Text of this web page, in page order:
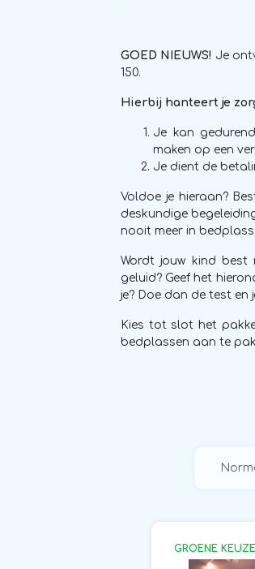
GOED NIEUWS! Je
150.
Hierbij hanteert je
Je kan
maken op een
Je dient de
Voldoe je hieraan?
deskundige
nooit meer in
Wordt jouw kind
geluid? Geef het
je? Doe dan de test en
Kies tot slot het
bedplassen aan te
GROENE KEUZE